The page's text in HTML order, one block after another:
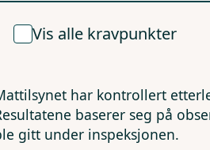
Vis alle kravpunkter
har kontrollert
baserer seg på
gitt under inspeksjonen.